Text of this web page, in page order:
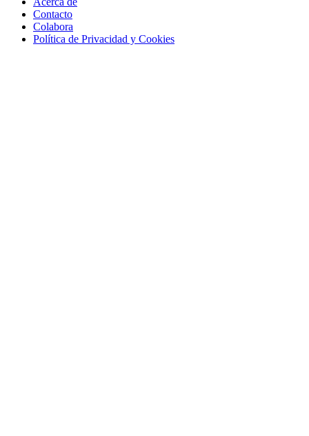
Contacto
Colabora
Política de Privacidad y Cookies